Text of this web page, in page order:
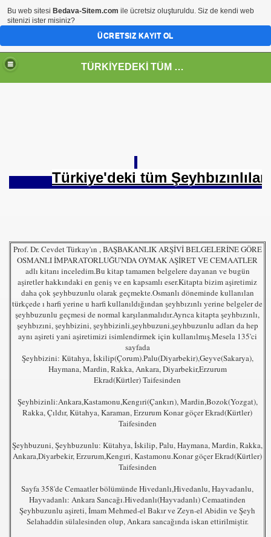
TÜRKİYEDEKİ TÜM TOPKAYNAKLILARIN(BÖCÜKLÜ) BULUŞMA NOKTASI
Türkiye'deki tüm
Prof. Dr. Cevdet Türkay'ın , BAŞBAKANLIK ARŞİVİ BELGELERİNE GÖRE
OSMANLI İMPARATORLUĞU'NDA OYMAK AŞİRET VE CEMAATLER
adlı kitanı inceledim.Bu kitap tamamen belgelere dayanan ve bugün
aşiretler hakkındaki en geniş ve en kapsamlı eser.Kitapta bizim aşiretimiz
daha çok şeyhbuzunlu olarak geçmekte.Osmanlı döneminde kullanılan
türkçede ı harfi yerine u harfi kullanıldığından şeyhbızınlı yerine belgeler de
şeyhbuzunlu geçmesi de normal karşılanmalıdır.Ayrıca kitapta şeyhbızınlı,
şeyhbızıni, şeyhbizini, şeyhbizinli,şeyhbuzuni,şeyhbuzunlu adları da hep
aynı aşireti yani aşiretimizi isimlendirmek için kullanılmış.Mesela 135'ci
sayfada
Şeyhbizini: Kütahya, İskilip(Çorum).Palu(Diyarbekir),Geyve(Sakarya),
Haymana, Mardin, Rakka, Ankara, Diyarbekir,Erzurum
Ekrad(Kürtler) Taifesinden
Şeyhbizinli:Ankara,Kastamonu,Kengıri(Çankırı), Mardin,Bozok(Yozgat),
Rakka, Çıldır, Kütahya, Karaman, Erzurum Konar göçer Ekrad(Kürtler)
Taifesinden
Şeyhbuzuni, Şeyhbuzunlu: Kütahya, İskilip, Palu, Haymana, Mardin, Rakka,
Ankara,Diyarbekir, Erzurum,Kengıri, Kastamonu.Konar göçer Ekrad(Kürtler)
Taifesinden
Sayfa 358'de Cemaatler bölümünde Hivedanlı,Hivedanlu, Hayvadanlu,
Hayvadanlı: Ankara Sancağı.Hivedanlı(Hayvadanlı) Cemaatinden
Şeyhbuzunlu aşireti, İmam Mehmed-el Bakır ve Zeyn-el Abidin ve Şeyh
Selahaddin sülalesinden olup, Ankara sancağında iskan ettirilmiştir.
Bu web sitesi Bedava-Sitem.com ile ücretsiz oluşturuldu. Siz de kendi web
sitenizi ister misiniz?
ÜCRETSIZ KAYIT OL